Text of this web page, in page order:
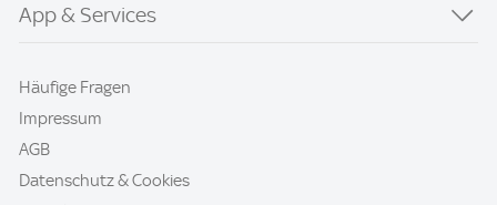
App & Services
Häufige Fragen
Impressum
AGB
Datenschutz & Cookies